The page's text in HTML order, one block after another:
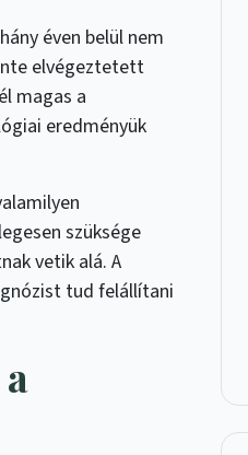
éven belül nem
elvégeztetett
magas a
eredményük
szüksége
vetik alá. A
tud felállítani